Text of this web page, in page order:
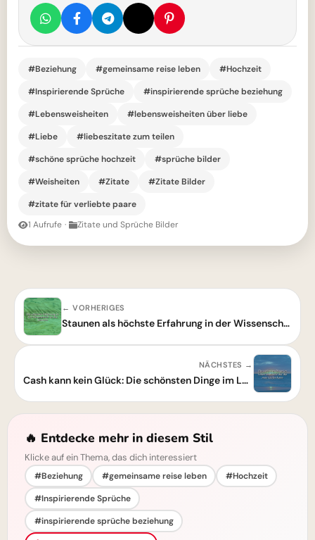
#Beziehung #gemeinsame reise leben
#Hochzeit
#Inspirierende Sprüche
#inspirierende sprüche beziehung
#Lebensweisheiten
#lebensweisheiten über liebe
#Liebe
#liebeszitate zum teilen
#schöne sprüche hochzeit
#sprüche bilder
#Weisheiten
#Zitate
#Zitate Bilder
#zitate für verliebte paare
1 Aufrufe · Zitate und Sprüche Bilder
← VORHERIGES
Staunen als höchste Erfahrung in der Wissenschaft
NÄCHSTES →
Cash kann kein Glück: Die schönsten Dinge im Leben gibt's gratis!
🔥 Entdecke mehr in diesem Stil
Klicke auf ein Thema, das dich interessiert
#Beziehung #gemeinsame reise leben
#Hochzeit
#Inspirierende Sprüche
#inspirierende sprüche beziehung